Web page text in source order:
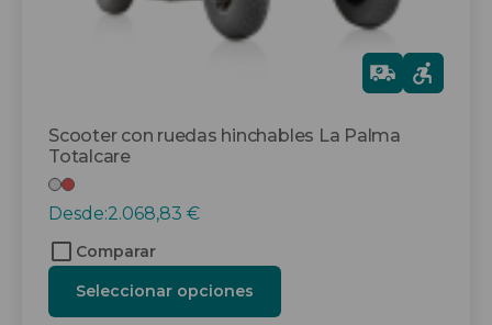
Scooter con ruedas hinchables La Palma
Totalcare
Gra
tis
Desde:2.068,83 €
Comparar
Seleccionar opciones
página